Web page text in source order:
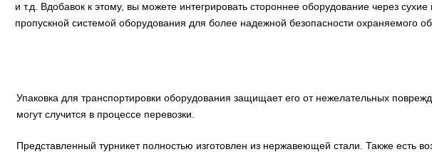
и т.д. Вдобавок к этому, вы можете интегрировать стороннее оборудование через
пропускной системой оборудования для более надежной безопасности охраняемого
Упаковка для транспортировки оборудования защищает его от нежелательных
могут случится в процессе перевозки.
Представленный турникет полностью изготовлен из нержавеющей стали. Также есть